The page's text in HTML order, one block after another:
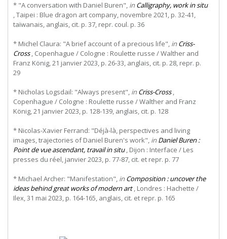
* "A conversation with Daniel Buren", in Calligraphy, work in situ
, Taipei : Blue dragon art company, novembre 2021, p. 32-41,
taïwanais, anglais, cit. p. 37, repr. coul. p. 36
* Michel Claura: "A brief account of a precious life", in Criss-
Cross, Copenhague / Cologne : Roulette russe / Walther and
Franz König, 21 janvier 2023, p. 26-33, anglais, cit. p. 28, repr. p.
29
* Nicholas Logsdail: "Always present", in Criss-Cross,
Copenhague / Cologne : Roulette russe / Walther and Franz
König, 21 janvier 2023, p. 128-139, anglais, cit. p. 128
* Nicolas-Xavier Ferrand: "Déjà-là, perspectives and living
images, trajectories of Daniel Buren's work", in Daniel Buren :
Point de vue ascendant, travail in situ, Dijon : Interface / Les
presses du réel, janvier 2023, p. 77-87, cit. et repr. p. 77
* Michael Archer: "Manifestation", in Composition : uncover the
ideas behind great works of modern art, Londres : Hachette /
Ilex, 31 mai 2023, p. 164-165, anglais, cit. et repr. p. 165